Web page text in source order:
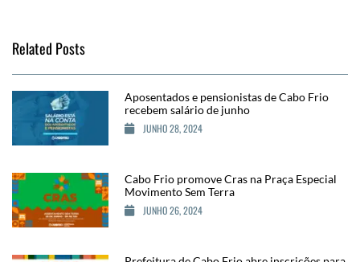
Related Posts
Aposentados e pensionistas de Cabo Frio
recebem salário de junho
JUNHO 28, 2024
Cabo Frio promove Cras na Praça Especial
Movimento Sem Terra
JUNHO 26, 2024